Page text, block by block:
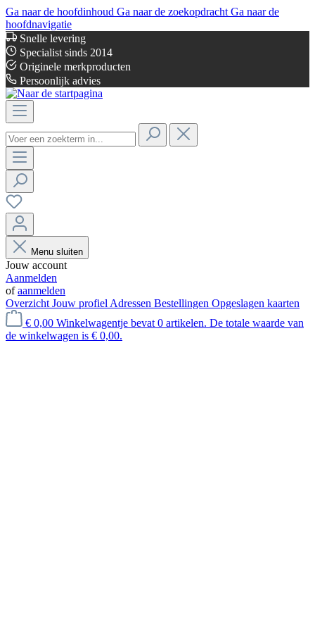
Ga naar de hoofdinhoud Ga naar de zoekopdracht Ga naar de
hoofdnavigatie
Snelle levering
Specialist sinds 2014
Originele merkproducten
Persoonlijk advies
Menu sluiten
Jouw account
Aanmelden
ofaanmelden
Overzicht Jouw profiel Adressen Bestellingen Opgeslagen kaarten
€ 0,00 Winkelwagentje bevat 0 artikelen. De totale waarde van
de winkelwagen is € 0,00.